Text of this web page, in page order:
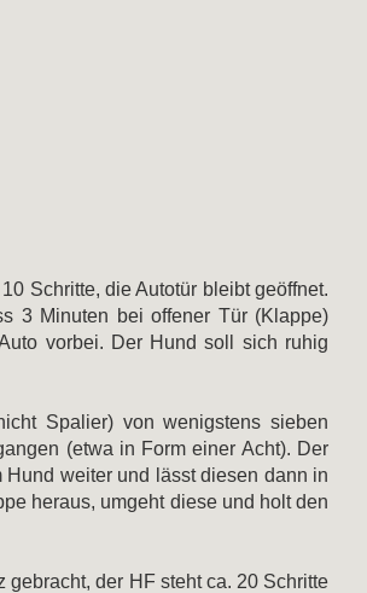
Schritte, die Autotür bleibt geöffnet.
3 Minuten bei offener Tür (Klappe)
vorbei. Der Hund soll sich ruhig
Spalier) von wenigstens sieben
(etwa in Form einer Acht). Der
weiter und lässt diesen dann in
heraus, umgeht diese und holt den
der HF steht ca. 20 Schritte